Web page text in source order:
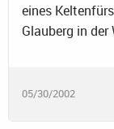
eines
Glauberg in
05/30/2002